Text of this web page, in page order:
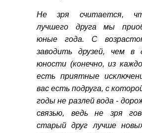
Не зря считается,
лучшего друга мы
юные года. С
заводить друзей, чем в
юности (конечно, из
есть приятные
вас есть подруга, с
годы не разлей вода -
связью, ведь не зря
старый друг лучше